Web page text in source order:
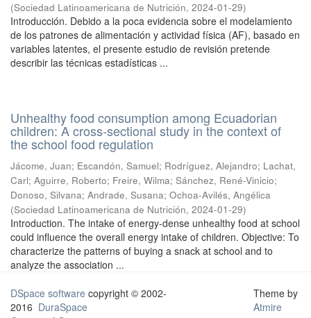
(Sociedad Latinoamericana de Nutrición, 2024-01-29)
Introducción. Debido a la poca evidencia sobre el modelamiento
de los patrones de alimentación y actividad física (AF), basado en
variables latentes, el presente estudio de revisión pretende
describir las técnicas estadísticas ...
Unhealthy food consumption among Ecuadorian
children: A cross-sectional study in the context of
the school food regulation
Jácome, Juan; Escandón, Samuel; Rodríguez, Alejandro; Lachat,
Carl; Aguirre, Roberto; Freire, Wilma; Sánchez, René-Vinicio;
Donoso, Silvana; Andrade, Susana; Ochoa-Avilés, Angélica
(Sociedad Latinoamericana de Nutrición, 2024-01-29)
Introduction. The intake of energy-dense unhealthy food at school
could influence the overall energy intake of children. Objective: To
characterize the patterns of buying a snack at school and to
analyze the association ...
DSpace software copyright © 2002-
2016 DuraSpace
Theme by
Atmire